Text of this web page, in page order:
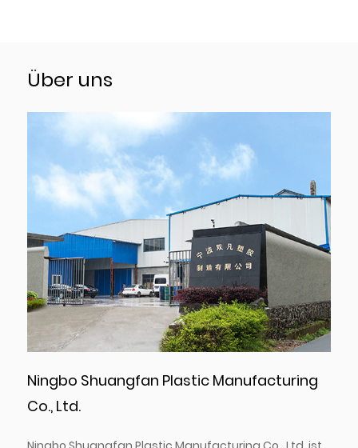
Über uns
Ningbo Shuangfan Plastic Manufacturing
Co., Ltd.